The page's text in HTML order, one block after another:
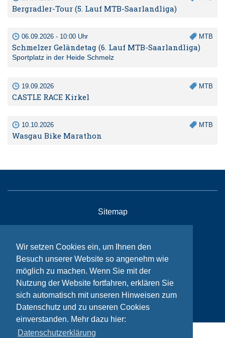
Wir setzen Cookies ein, um Ihnen den
Besuch unserer Website so angenehm wie
möglich zu machen. Wenn Sie mit der
Nutzung der Website fortfahren, erklären Sie
sich automatisch mit unseren Hinweisen zum
Datenschutz und zu unseren Cookies
einverstanden. Mehr dazu hier:
Datenschutzerklärung
Bergradler-Tour (5. Lauf MTB-Saarlandliga)
06.09.2026 - 10:00 Uhr MTB
Schmelzer Geländetag (6. Lauf MTB-Saarlandliga)
Sportplatz in der Heide Schmelz
19.09.2026 MTB
CASTLE RACE Kirkel
10.10.2026 MTB
Wasgau Bike Marathon
Sitemap
Impressum
Datenschutzhinweise
© Bikeaid 2026